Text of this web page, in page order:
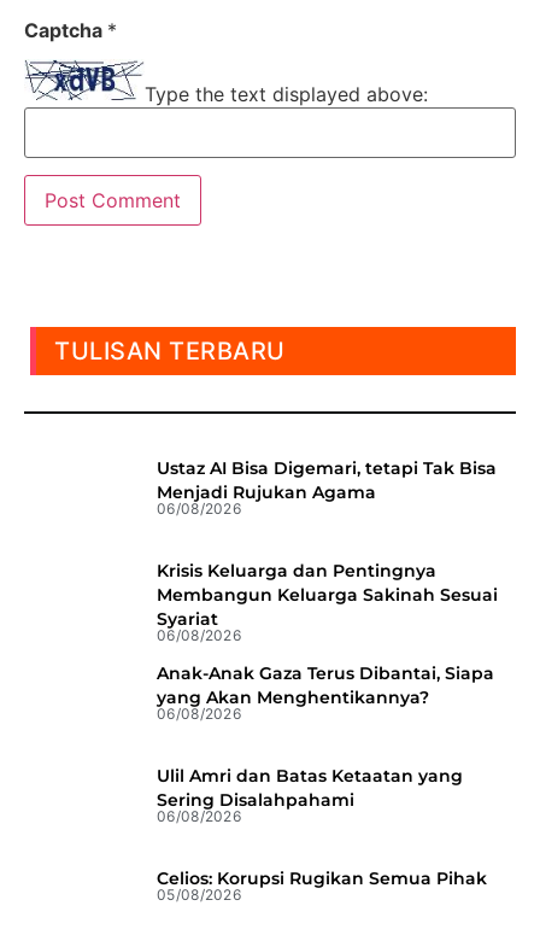
Captcha *
Type the text displayed above:
TULISAN TERBARU
Ustaz AI Bisa Digemari, tetapi Tak Bisa
Menjadi Rujukan Agama
06/08/2026
Krisis Keluarga dan Pentingnya
Membangun Keluarga Sakinah Sesuai
Syariat
06/08/2026
Anak-Anak Gaza Terus Dibantai, Siapa
yang Akan Menghentikannya?
06/08/2026
Ulil Amri dan Batas Ketaatan yang
Sering Disalahpahami
06/08/2026
Celios: Korupsi Rugikan Semua Pihak
05/08/2026